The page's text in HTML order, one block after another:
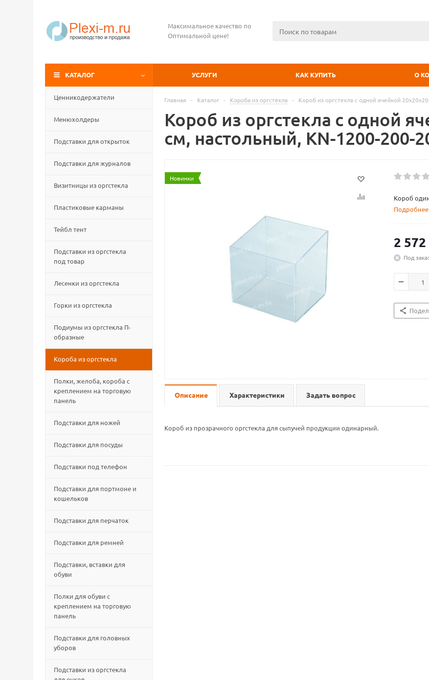
Максимальное качество по
Оптимальной цене!
КАТАЛОГ УСЛУГИ КАК КУПИТЬ О
Ценникодержатели
Менюхолдеры
Подставки для открыток
Подставки для журналов
Визитницы из оргстекла
Пластиковые карманы
Тейбл тент
Подставки из оргстекла
под товар
Лесенки из оргстекла
Горки из оргстекла
Подиумы из оргстекла П-
образные
Короба из оргстекла
Полки, желоба, короба с
креплением на торговую
панель
Подставки для ножей
Подставки для посуды
Подставки под телефон
Подставки для портмоне и
кошельков
Подставки для перчаток
Подставки для ремней
Подставки, вставки для
обуви
Полки для обуви с
креплением на торговую
панель
Подставки для головных
уборов
Подставки из оргстекла
Главная - Каталог - Короба из оргстекла - Короб из оргстекла с одной ячейкой
Короб из оргстекла с одной
см, настольный, KN-1200-200-
Новинки
Короб
Подробнее
2 572
Под
Описание Характеристики Задать вопрос
Короб из прозрачного оргстекла для сыпучей продукции одинарный.